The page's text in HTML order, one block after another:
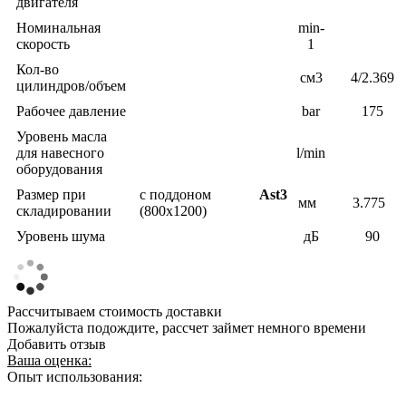
Номинальная
скорость
min-
1
Кол-во
цилиндров/объем
см3 4/2.369
Рабочее давление bar
175
Уровень масла
для навесного
оборудования
l/min
Размер при
складировании
с поддоном
(800x1200)
Ast3
мм 3.775
Уровень шума дБ 90
Рассчитываем стоимость доставки
Пожалуйста подождите, рассчет займет немного времени
Добавить отзыв
Ваша оценка:
Опыт использования: